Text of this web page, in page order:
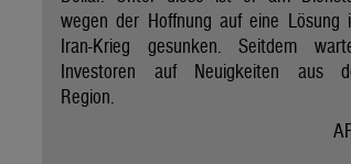
wegen der Hoffnung auf eine Lösung
Iran-Krieg gesunken. Seitdem
Investoren auf Neuigkeiten aus
Region.